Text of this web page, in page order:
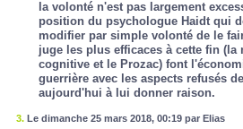
la volonté n'est pas largement
position du psychologue Haidt qui
modifier par simple volonté de le
juge les plus efficaces à cette fin (la
cognitive et le Prozac) font
guerrière avec les aspects refusés
aujourd'hui à lui donner raison.
3. Le dimanche 25 mars 2018, 00:19 par Elias